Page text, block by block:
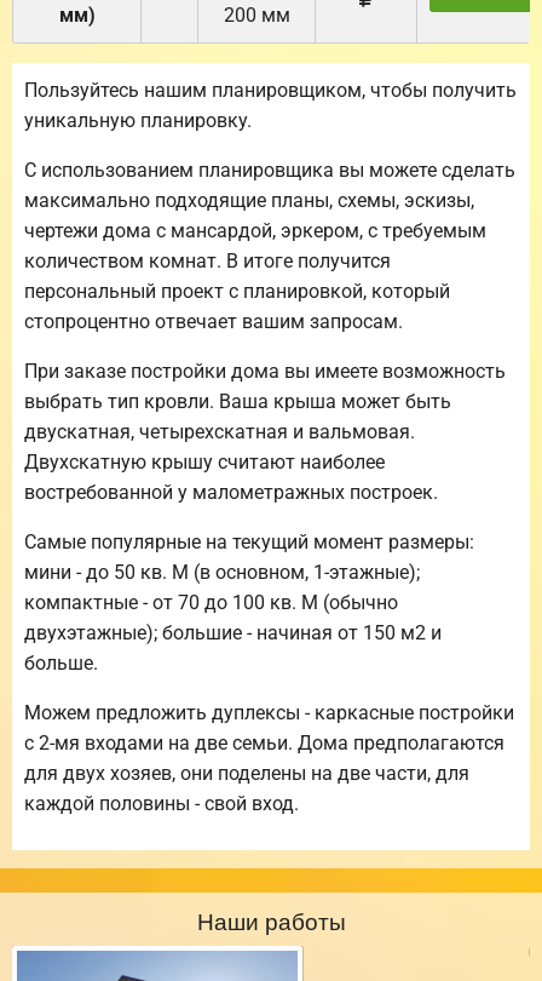
мм)
200 мм
Пользуйтесь нашим планировщиком, чтобы получить
уникальную планировку.
С использованием планировщика вы можете сделать
максимально подходящие планы, схемы, эскизы,
чертежи дома с мансардой, эркером, с требуемым
количеством комнат. В итоге получится
персональный проект с планировкой, который
стопроцентно отвечает вашим запросам.
При заказе постройки дома вы имеете возможность
выбрать тип кровли. Ваша крыша может быть
двускатная, четырехскатная и вальмовая.
Двухскатную крышу считают наиболее
востребованной у малометражных построек.
Самые популярные на текущий момент размеры:
мини - до 50 кв. М (в основном, 1-этажные);
компактные - от 70 до 100 кв. М (обычно
двухэтажные); большие - начиная от 150 м2 и
больше.
Можем предложить дуплексы - каркасные постройки
с 2-мя входами на две семьи. Дома предполагаются
для двух хозяев, они поделены на две части, для
каждой половины - свой вход.
Наши работы